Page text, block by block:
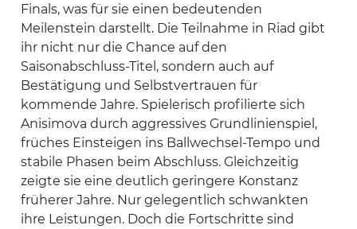
Finals, was für sie einen bedeutenden
Meilenstein darstellt. Die Teilnahme in Riad gibt
ihr nicht nur die Chance auf den
Saisonabschluss-Titel, sondern auch auf
Bestätigung und Selbstvertrauen für
kommende Jahre. Spielerisch profilierte sich
Anisimova durch aggressives Grundlinienspiel,
früches Einsteigen ins Ballwechsel-Tempo und
stabile Phasen beim Abschluss. Gleichzeitig
zeigte sie eine deutlich geringere Konstanz
früherer Jahre. Nur gelegentlich schwankten
ihre Leistungen. Doch die Fortschritte sind